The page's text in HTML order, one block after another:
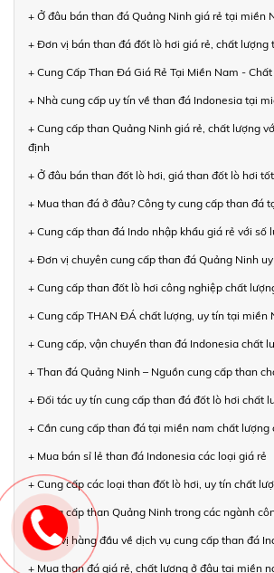
+ Ở đâu bán than đá Quảng Ninh giá rẻ tại miền
+ Đơn vị bán than đá đốt lò hơi giá rẻ, chất lượng
+ Cung Cấp Than Đá Giá Rẻ Tại Miền Nam -
+ Nhà cung cấp uy tín về than đá Indonesia tại
+ Cung cấp than Quảng Ninh giá rẻ, chất lượng
định
+ Ở đâu bán than đốt lò hơi, giá than đốt lò hơi
+ Mua than đá ở đâu? Công ty cung cấp than đá
+ Cung cấp than đá Indo nhập khẩu giá rẻ với số
+ Đơn vị chuyên cung cấp than đá Quảng Ninh
+ Cung cấp than đốt lò hơi công nghiệp chất
+ Cung cấp THAN ĐÁ chất lượng, uy tín tại miền
+ Cung cấp, vận chuyển than đá Indonesia chất
+ Than đá Quảng Ninh – Nguồn cung cấp than
+ Đối tác uy tín cung cấp than đá đốt lò hơi chất
+ Cần cung cấp than đá tại miền nam chất lượng
+ Mua bán sỉ lẻ than đá Indonesia các loại giá rẻ
+ Cung cấp các loại than đốt lò hơi, uy tín chất
+ Cung cấp than Quảng Ninh trong các ngành
+ Đơn vị hàng đầu về dịch vụ cung cấp than đá
+ Mua than đá giá rẻ, chất lượng ở đâu tại miền